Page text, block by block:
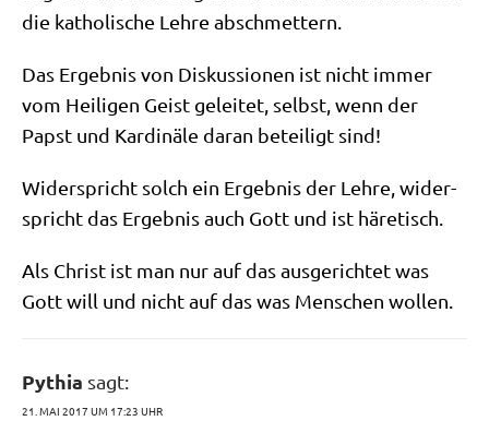
die katho­li­sche Leh­re abschmettern.
Das Ergeb­nis von Dis­kus­sio­nen ist nicht immer
vom Hei­li­gen Geist gelei­tet, selbst, wenn der
Papst und Kar­di­nä­le dar­an betei­ligt sind!
Wider­spricht solch ein Ergeb­nis der Leh­re, wider­
spricht das Ergeb­nis auch Gott und ist häretisch.
Als Christ ist man nur auf das aus­ge­rich­tet was
Gott will und nicht auf das was Men­schen wollen.
Pythia sagt:
21. MAI 2017 UM 17:23 UHR